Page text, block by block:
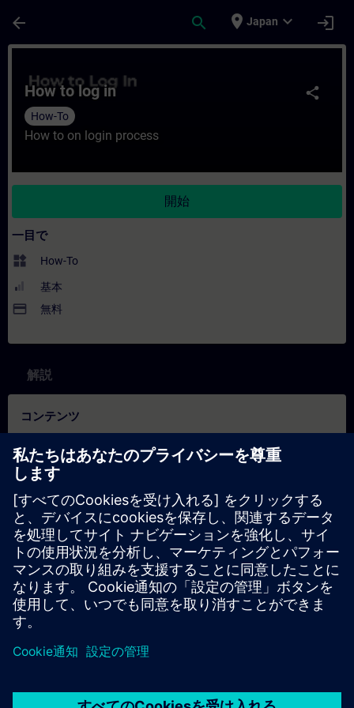
arrow_back search place Japan expand_more login
share
How to log in
How-To
How to on login process
開始
一目で
widgets How-To
基本
payment 無料
解説
コンテンツ